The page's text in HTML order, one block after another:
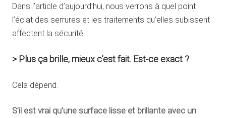
Dans l’article d’aujourd’hui, nous verrons à quel point
l’éclat des serrures et les traitements qu’elles subissent
affectent la sécurité.
> Plus ça brille, mieux c’est fait. Est-ce exact ?
Cela dépend.
S’il est vrai qu’une surface lisse et brillante avec un